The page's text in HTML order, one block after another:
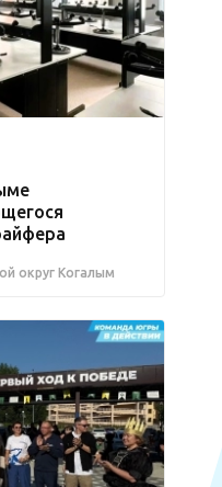
округ Когалым